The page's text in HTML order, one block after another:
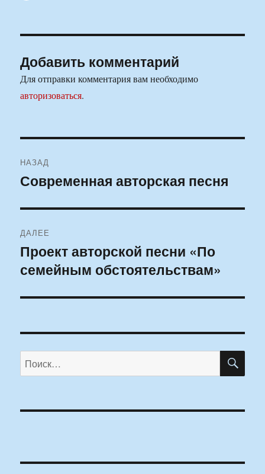
Добавить комментарий
Для отправки комментария вам необходимо
авторизоваться.
по
НАЗАД
Предыдущая
Современная авторская песня
ДАЛЕЕ
Следующая
запись:
Проект авторской песни «По
семейным обстоятельствам»
Искать: